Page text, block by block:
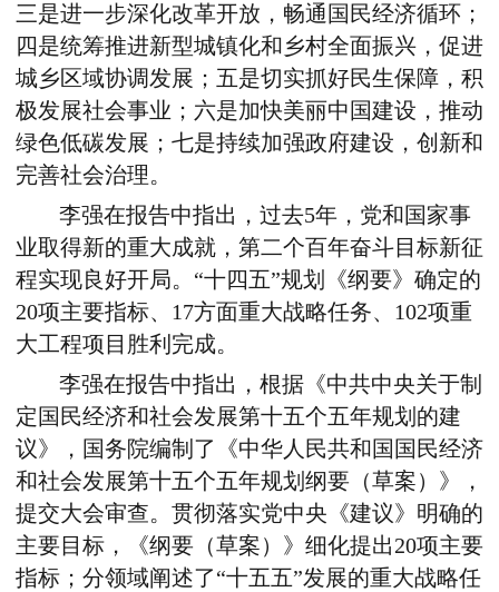
三是进一步深化改革开放，畅通国民经济循环；
四是统筹推进新型城镇化和乡村全面振兴，促进
城乡区域协调发展；五是切实抓好民生保障，积
极发展社会事业；六是加快美丽中国建设，推动
绿色低碳发展；七是持续加强政府建设，创新和
完善社会治理。
李强在报告中指出，过去5年，党和国家事
业取得新的重大成就，第二个百年奋斗目标新征
程实现良好开局。“十四五”规划《纲要》确定的
20项主要指标、17方面重大战略任务、102项重
大工程项目胜利完成。
李强在报告中指出，根据《中共中央关于制
定国民经济和社会发展第十五个五年规划的建
议》，国务院编制了《中华人民共和国国民经济
和社会发展第十五个五年规划纲要（草案）》，
提交大会审查。贯彻落实党中央《建议》明确的
主要目标，《纲要（草案）》细化提出20项主要
指标；分领域阐述了“十五五”发展的重大战略任